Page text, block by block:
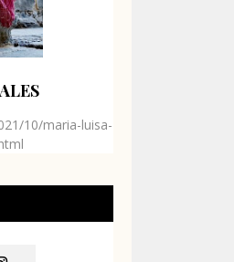
10/maria-luisa-